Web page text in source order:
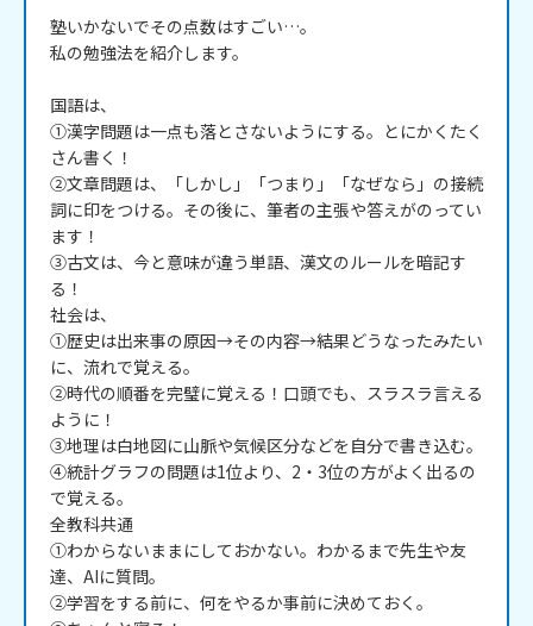
塾いかないでその点数はすごい…。
私の勉強法を紹介します。
国語は、
①漢字問題は一点も落とさないようにする。とにかくたく
さん書く！
②文章問題は、「しかし」「つまり」「なぜなら」の接続
詞に印をつける。その後に、筆者の主張や答えがのってい
ます！
③古文は、今と意味が違う単語、漢文のルールを暗記す
る！
社会は、
①歴史は出来事の原因→その内容→結果どうなったみたい
に、流れで覚える。
②時代の順番を完璧に覚える！口頭でも、スラスラ言える
ように！
③地理は白地図に山脈や気候区分などを自分で書き込む。
④統計グラフの問題は1位より、2・3位の方がよく出るの
で覚える。
全教科共通
①わからないままにしておかない。わかるまで先生や友
達、AIに質問。
②学習をする前に、何をやるか事前に決めておく。